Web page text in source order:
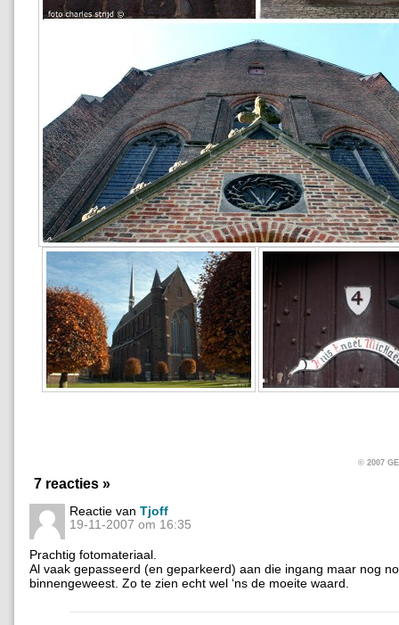
© 2007
7 reacties »
Reactie van Tjoff
19-11-2007 om 16:35
Prachtig fotomateriaal.
Al vaak gepasseerd (en geparkeerd) aan die ingang maar nog
binnengeweest. Zo te zien echt wel ‘ns de moeite waard.